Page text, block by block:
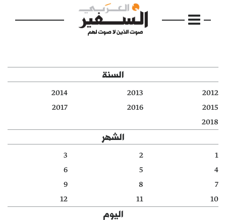
الرئيسية
مواضيع
دفاتر
السنة
2012
2013
2014
2015
2016
2017
2018
الشهر
1
2
3
4
5
6
7
8
9
10
11
12
اليوم